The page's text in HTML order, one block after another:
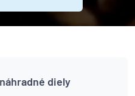
diely